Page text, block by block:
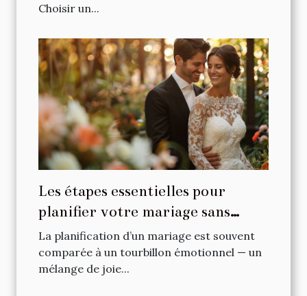
Choisir un...
Les étapes essentielles pour
planifier votre mariage sans
stress
La planification d’un mariage est souvent
comparée à un tourbillon émotionnel — un
mélange de joie...